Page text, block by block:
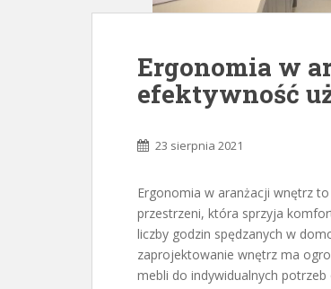
Ergonomia w
efektywność
23 sierpnia 2021
Ergonomia w aranżacji wnętrz
przestrzeni, która sprzyja
liczby godzin spędzanych w
zaprojektowanie wnętrz ma
mebli do indywidualnych